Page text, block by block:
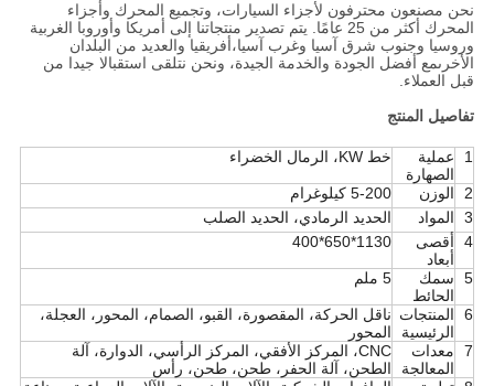
نحن مصنعون محترفون لأجزاء السيارات، وتجميع المحرك وأجزاء
المحرك أكثر من 25 عامًا. يتم تصدير منتجاتنا إلى أمريكا وأوروبا الغربية
وروسيا وجنوب شرق آسيا وغرب آسيا،أفريقيا والعديد من البلدان
الأخرىمع أفضل الجودة والخدمة الجيدة، ونحن نتلقى استقبالا جيدا من
قبل العملاء.
تفاصيل المنتج
1
عملية
الصهارة
خط KW، الرمال الخضراء
2 الوزن
5-200 كيلوغرام
3
المواد
الحديد الرمادي، الحديد الصلب
4
أقصى
أبعاد
1130*650*400
5
سمك
الحائط
5 ملم
6
المنتجات
الرئيسية
ناقل الحركة، المقصورة، القبو، الصمام، المحور، العجلة،
المحور
7
معدات
المعالجة
CNC، المركز الأفقي، المركز الرأسي، الدوارة، آلة
الطحن، آلة الحفر، طحن، طحن، رأس